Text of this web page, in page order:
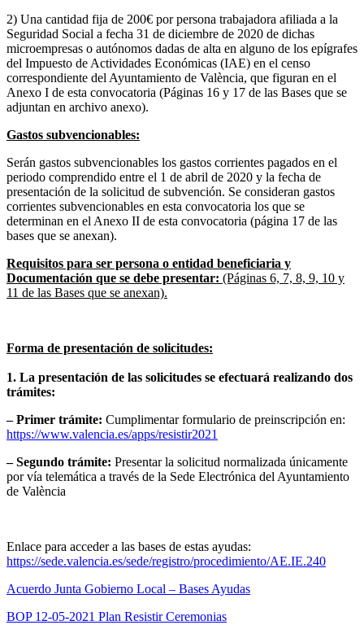
2) Una cantidad fija de 200€ por persona trabajadora afiliada a la
Seguridad Social a fecha 31 de diciembre de 2020 de dichas
microempresas o autónomos dadas de alta en alguno de los epígrafes
del Impuesto de Actividades Económicas (IAE) en el censo
correspondiente del Ayuntamiento de València, que figuran en el
Anexo I de esta convocatoria (Páginas 16 y 17 de las Bases que se
adjuntan en archivo anexo).
Gastos subvencionables:
Serán gastos subvencionables los gastos corrientes pagados en el
periodo comprendido entre el 1 de abril de 2020 y la fecha de
presentación de la solicitud de subvención. Se consideran gastos
corrientes subvencionables en esta convocatoria los que se
determinan en el Anexo II de esta convocatoria (página 17 de las
bases que se anexan).
Requisitos para ser persona o entidad beneficiaria y
Documentación que se debe presentar: (Páginas 6, 7, 8, 9, 10 y
11 de las Bases que se anexan).
Forma de presentación de solicitudes:
1. La presentación de las solicitudes se efectuará realizando dos
trámites:
– Primer trámite: Cumplimentar formulario de preinscripción en:
https://www.valencia.es/apps/resistir2021
– Segundo trámite: Presentar la solicitud normalizada únicamente
por vía telemática a través de la Sede Electrónica del Ayuntamiento
de València
Enlace para acceder a las bases de estas ayudas:
https://sede.valencia.es/sede/registro/procedimiento/AE.IE.240
Acuerdo Junta Gobierno Local – Bases Ayudas
BOP 12-05-2021 Plan Resistir Ceremonias